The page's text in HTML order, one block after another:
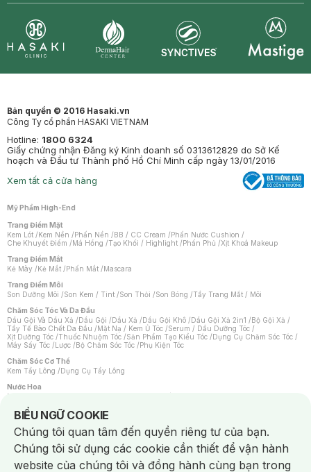
Bản quyền © 2016 Hasaki.vn
Công Ty cổ phần HASAKI VIETNAM
Hotline: 1800 6324
Giấy chứng nhận Đăng ký Kinh doanh số 0313612829 do Sở Kế
hoạch và Đầu tư Thành phố Hồ Chí Minh cấp ngày 13/01/2016
Xem tất cả cửa hàng
Mỹ Phẩm High-End
Trang Điểm Mặt
Kem Lót /Kem Nền /Phấn Nền /BB / CC Cream /Phấn Nước Cushion /
Che Khuyết Điểm /Má Hồng /Tạo Khối / Highlight /Phấn Phủ /Xịt Khoá Makeup
Trang Điểm Mắt
Kẻ Mày /Kẻ Mắt /Phấn Mắt /Mascara
Trang Điểm Môi
Son Dưỡng Môi /Son Kem / Tint /Son Thỏi /Son Bóng /Tẩy Trang Mắt / Môi
Chăm Sóc Tóc Và Da Đầu
Dầu Gội Và Dầu Xả /Dầu Gội /Dầu Xả /Dầu Gội Khô /Dầu Gội Xả 2in1 /Bộ Gội Xả /
Tẩy Tế Bào Chết Da Đầu /Mặt Nạ / Kem Ủ Tóc /Serum / Dầu Dưỡng Tóc /
Xịt Dưỡng Tóc /Thuốc Nhuộm Tóc /Sản Phẩm Tạo Kiểu Tóc /Dụng Cụ Chăm Sóc Tóc /
Máy Sấy Tóc /Lược /Bộ Chăm Sóc Tóc /Phụ Kiện Tóc
Chăm Sóc Cơ Thể
Kem Tẩy Lông /Dụng Cụ Tẩy Lông
Nước Hoa
Nước Hoa Nữ
Chăm Sóc Cá Nhân
Chống Muỗi /Khẩu Trang /Máy Massage/Mặt Nạ Xông Hơi /Nước Rửa Tay/
Sản Phẩm Chăm Sóc Khác /Bàn Chải Đánh Răng /Bàn Chải Điện/
Hỗ Trợ Trắng Răng/Kem Đánh Răng /Máy Tăm Nước/ Nước Súc Miệng/
Tăm / Chỉ Nha Khoa/ Xịt Thơm Miệng / Dung Dịch Vệ Sinh/Dưỡng Vùng Kín/
Khăn Ướt Vệ Sinh Vùng Kín/Băng Vệ Sinh/Tampon/Bọt Cạo Râu /Dao Cạo Râu/
BIỂU NGỮ COOKIE
Notice about cookies usage
Chúng tôi quan tâm đến quyền riêng tư của bạn.
Chúng tôi sử dụng các cookie cần thiết để vận hành
website của chúng tôi và đồng hành cùng bạn trong